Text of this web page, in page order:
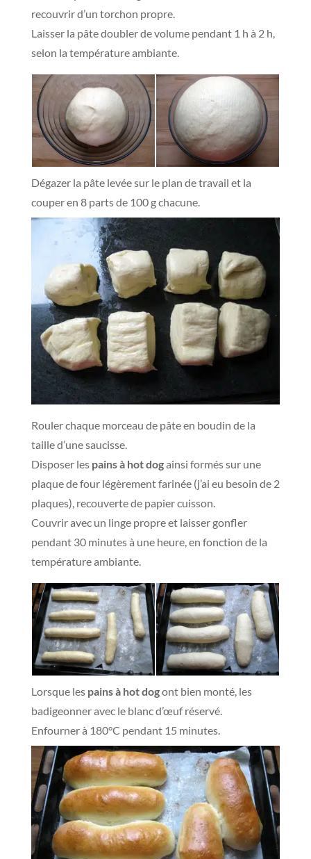
recouvrir d’un torchon propre.
Laisser la pâte doubler de volume pendant 1 h à 2 h,
selon la température ambiante.
Dégazer la pâte levée sur le plan de travail et la
couper en 8 parts de 100 g chacune.
Rouler chaque morceau de pâte en boudin de la
taille d’une saucisse.
Disposer les pains à hot dogainsi formés sur une
plaque de four légèrement farinée (j’ai eu besoin de 2
plaques), recouverte de papier cuisson.
Couvrir avec un linge propre et laisser gonfler
pendant 30 minutes à une heure, en fonction de la
température ambiante.
Lorsque les pains à hot dogont bien monté, les
badigeonner avec le blanc d’œuf réservé.
Enfourner à 180°C pendant 15 minutes.